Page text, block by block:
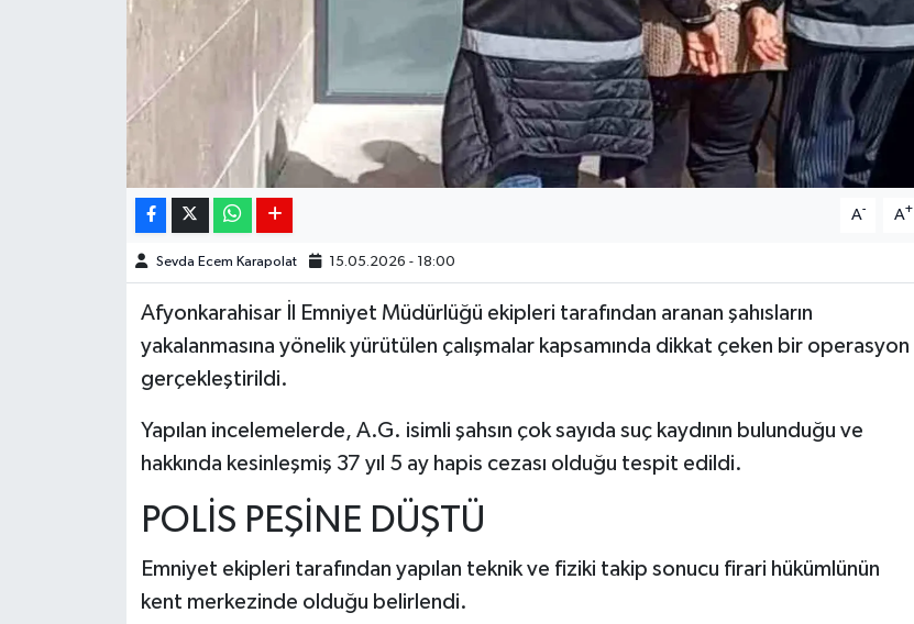
A- A+
Sevda Ecem Karapolat 15.05.2026 - 18:00
Afyonkarahisar İl Emniyet Müdürlüğü ekipleri tarafından aranan şahısların
yakalanmasına yönelik yürütülen çalışmalar kapsamında dikkat çeken bir operasyon
gerçekleştirildi.
Yapılan incelemelerde, A.G. isimli şahsın çok sayıda suç kaydının bulunduğu ve
hakkında kesinleşmiş 37 yıl 5 ay hapis cezası olduğu tespit edildi.
POLİS PEŞİNE DÜŞTÜ
Emniyet ekipleri tarafından yapılan teknik ve fiziki takip sonucu firari hükümlünün
kent merkezinde olduğu belirlendi.